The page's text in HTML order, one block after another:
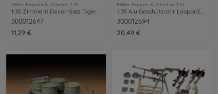
Militär Figuren & Zubehör 1:35
1:35 Zimmerit Dekor-Satz Tiger I
300012647
11,29 €
Militär Figuren & Zubehör 1:35
300012694
20,49 €